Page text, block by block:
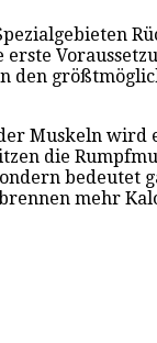
den
Muskeln wird
die
bedeutet
mehr